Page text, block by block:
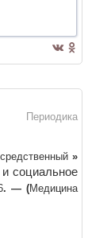
Периодика
»
социальное
. — (Медицина